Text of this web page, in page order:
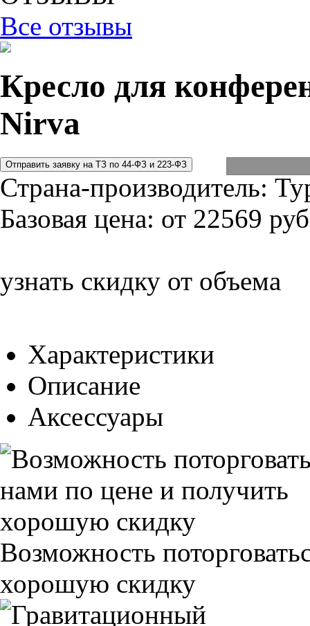
Все отзывы
Кресло для
Nirva
Страна-производитель:
Базовая цена: от 22569
узнать скидку от объема
Характеристики
Описание
Аксессуары
Возможность
хорошую скидку